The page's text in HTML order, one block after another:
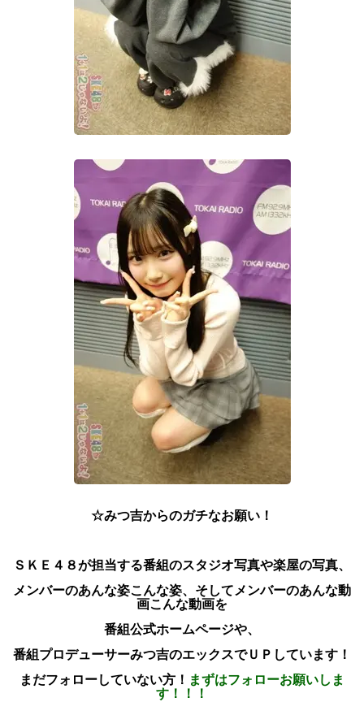
☆みつ吉からのガチなお願い！
ＳＫＥ４８が担当する番組のスタジオ写真や楽屋の写真、
メンバーのあんな姿こんな姿、 そしてメンバーのあんな動
画こんな動画を
番組公式ホームページや、
番組プロデューサーみつ吉のエックスでＵＰしています！
まだフォローしていない方！ まずはフォローお願いしま
す！！！